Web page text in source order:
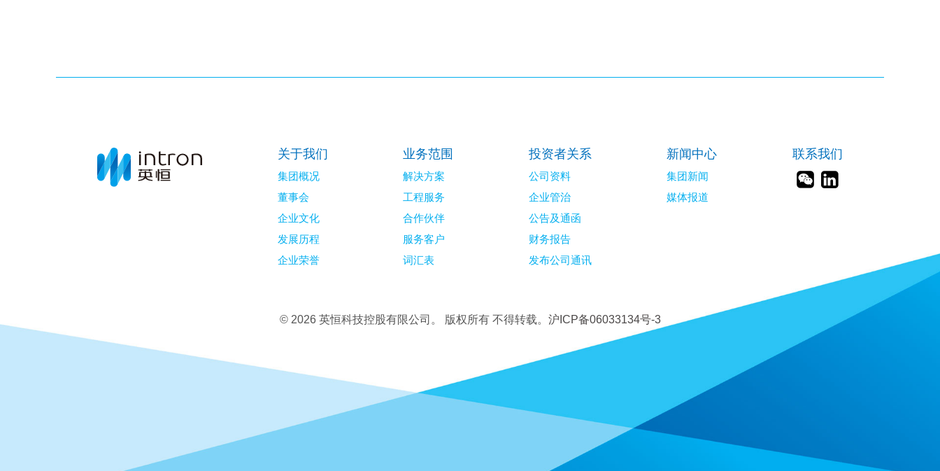
关于我们
集团概况
董事会
企业文化
发展历程
企业荣誉
业务范围
解决方案
工程服务
合作伙伴
服务客户
词汇表
投资者关系
公司资料
企业管治
公告及通函
财务报告
发布公司通讯
新闻中心
集团新闻
媒体报道
联系我们
© 2026 英恒科技控股有限公司。 版权所有 不得转载。 沪ICP备06033134号-3